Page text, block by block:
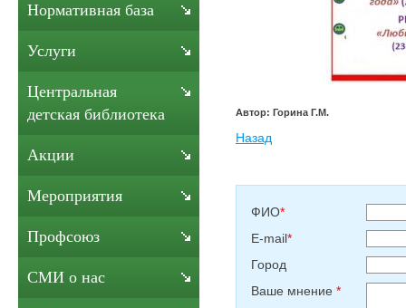
Автор: Горина Г.М.
Назад
ФИО*
E-mail*
Город
Ваше мнение *
Нормативная база
Услуги
Центральная
детская библиотека
Акции
Мероприятия
Профсоюз
СМИ о нас